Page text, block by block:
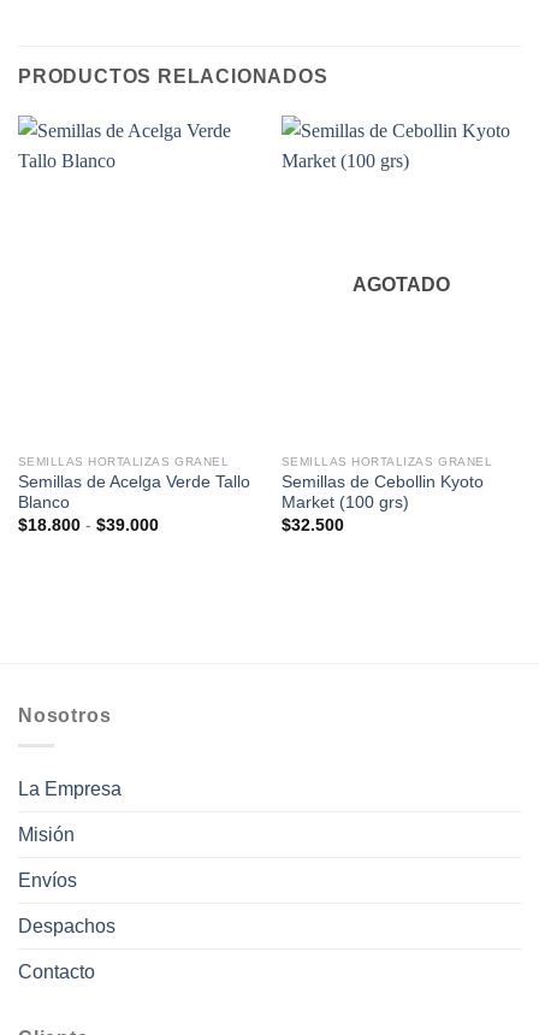
PRODUCTOS RELACIONADOS
SEMILLAS HORTALIZAS GRANEL
Semillas de Acelga Verde Tallo
Blanco
$18.800 - $39.000Rango
AGOTADO
SEMILLAS HORTALIZAS GRANEL
Semillas de Cebollin Kyoto
Market (100 grs)
$32.500
Nosotros
La Empresa
Misión
Envíos
Despachos
Contacto